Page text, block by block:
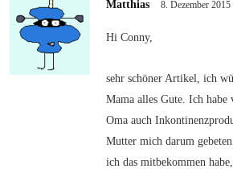
Matthias 8. Dezember 2015
Hi Conny,
sehr schöner Artikel, ich
Mama alles Gute. Ich
Oma auch
Mutter mich darum
ich das mitbekommen